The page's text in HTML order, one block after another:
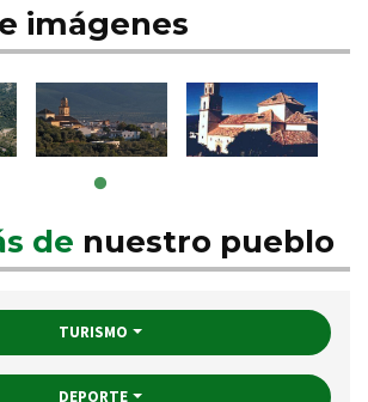
imágenes
de nuestro pueblo
TURISMO
DEPORTE